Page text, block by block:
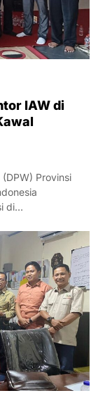
IAW di
Provinsi
di…